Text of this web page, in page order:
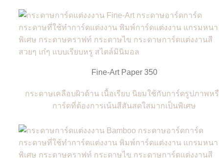
Fine-Art Paper 350
กระดาษเคลือบผิวด้าน เนื้อเรียบ นิยมใช้กับการ์ดรูปภาพห
การ์ดที่ต้องการเน้นสีสันสดใสมากเป็นพิเศษ